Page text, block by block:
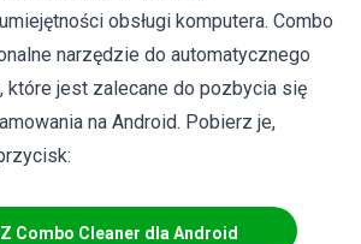
obsługi komputera. Combo
narzędzie do automatycznego
które jest zalecane do pozbycia się
na Android. Pobierz je,
Combo Cleaner dla Android